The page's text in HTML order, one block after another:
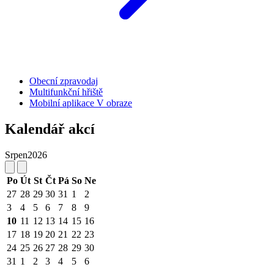
Obecní zpravodaj
Multifunkční hřiště
Mobilní aplikace V obraze
Kalendář akcí
Srpen2026
Po Út St Čt Pá So Ne
27 28 29 30 31 1
2
3
4 5 6 7 8
9
10 11 12 13 14 15 16
17 18 19 20 21 22 23
24 25 26 27 28 29 30
31 1 2 3 4 5 6